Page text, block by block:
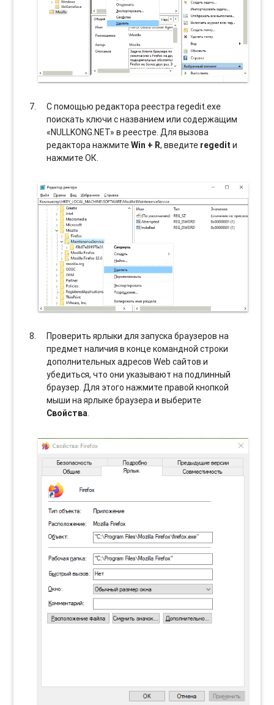
С помощью редактора реестра regedit.exe
поискать ключи с названием или содержащим
«NULLKONG.NET» в реестре. Для вызова
редактора нажмитеWin + R, введите regedit и
нажмите ОК.
Проверить ярлыки для запуска браузеров на
предмет наличия в конце командной строки
дополнительных адресов Web сайтов и
убедиться, что они указывают на подлинный
браузер. Для этого нажмите правой кнопкой
мыши на ярлыке браузера и выберите
Свойства.